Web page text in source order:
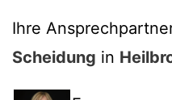
Ihre
Scheidung in